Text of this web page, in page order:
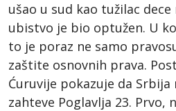
ušao u sud kao tužilac
ubistvo je bio optužen. U
to je poraz ne samo
zaštite osnovnih prava.
Ćuruvije pokazuje da
zahteve Poglavlja 23. Prvo,